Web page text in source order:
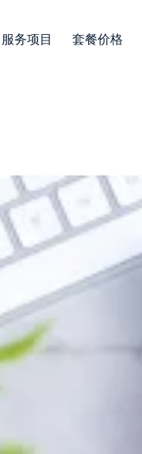
服务项目 套餐价格